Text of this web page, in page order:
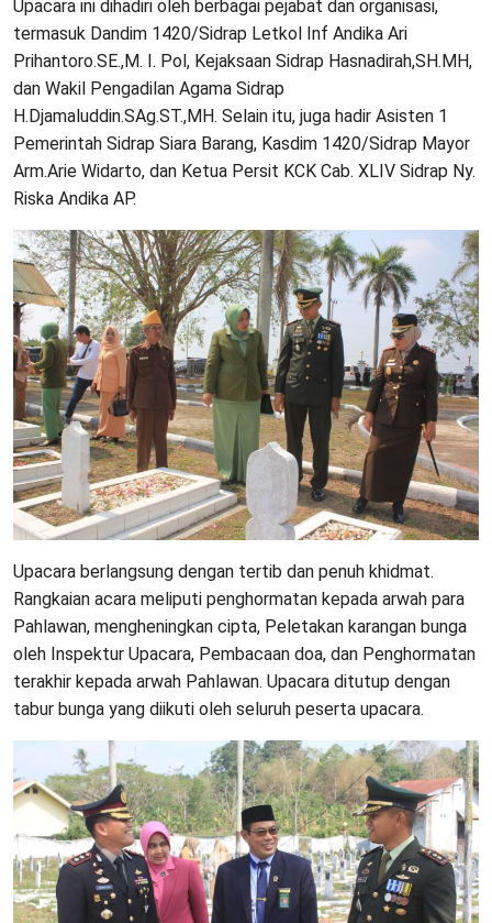
Upacara ini dihadiri oleh berbagai pejabat dan organisasi,
termasuk Dandim 1420/Sidrap Letkol Inf Andika Ari
Prihantoro.SE.,M. I. Pol, Kejaksaan Sidrap Hasnadirah,SH.MH,
dan Wakil Pengadilan Agama Sidrap
H.Djamaluddin.SAg.ST.,MH. Selain itu, juga hadir Asisten 1
Pemerintah Sidrap Siara Barang, Kasdim 1420/Sidrap Mayor
Arm.Arie Widarto, dan Ketua Persit KCK Cab. XLIV Sidrap Ny.
Riska Andika AP.
Upacara berlangsung dengan tertib dan penuh khidmat.
Rangkaian acara meliputi penghormatan kepada arwah para
Pahlawan, mengheningkan cipta, Peletakan karangan bunga
oleh Inspektur Upacara, Pembacaan doa, dan Penghormatan
terakhir kepada arwah Pahlawan. Upacara ditutup dengan
tabur bunga yang diikuti oleh seluruh peserta upacara.